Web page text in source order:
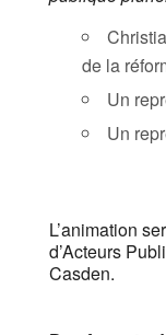
de la
​Un
​Un
​L’animation
d’Acteurs
Casden.